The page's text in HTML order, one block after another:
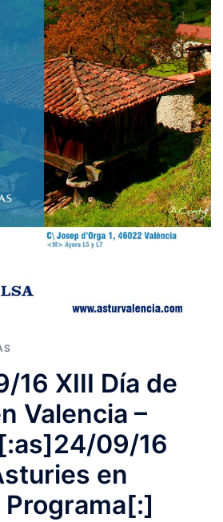
16 XIII Día de
Valencia –
09/16
en
Programa[:]